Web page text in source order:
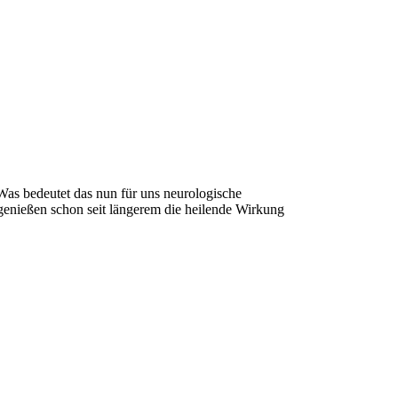
bedeutet das nun für uns neurologische
schon seit längerem die heilende Wirkung